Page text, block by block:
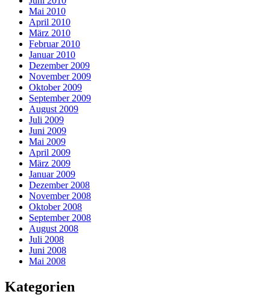
Mai 2010
April 2010
März 2010
Februar 2010
Januar 2010
Dezember 2009
November 2009
Oktober 2009
September 2009
August 2009
Juli 2009
Juni 2009
Mai 2009
April 2009
März 2009
Januar 2009
Dezember 2008
November 2008
Oktober 2008
September 2008
August 2008
Juli 2008
Juni 2008
Mai 2008
Kategorien